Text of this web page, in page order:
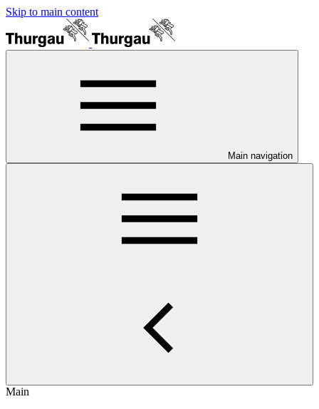
Skip to main content
Main navigation
Main